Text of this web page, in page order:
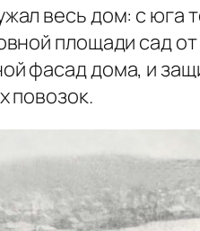
весь дом: с юга
площади сад
фасад дома, и
повозок.